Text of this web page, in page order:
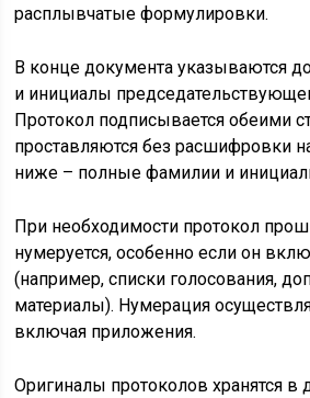
расплывчатые формулировки.
В конце документа указываются
и инициалы
Протокол подписывается обеими
проставляются без расшифровки
ниже – полные фамилии и
При необходимости протокол
нумеруется, особенно если он
(например, списки голосования,
материалы). Нумерация
включая приложения.
Оригиналы протоколов хранятся в